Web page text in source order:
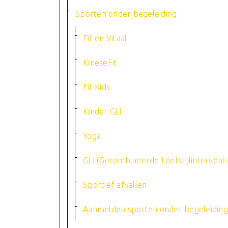
Sporten onder begeleiding
Fit en Vitaal
KineseFit
Fit Kids
Kinder GLI
Yoga
GLI (Gecombineerde
Sportief afvallen
Aanmelden sporten onder begeleiding